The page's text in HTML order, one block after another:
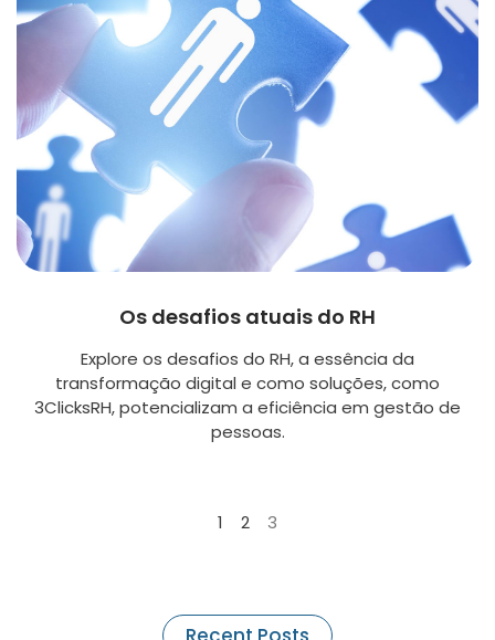
Os desafios atuais do RH
Explore os desafios do RH, a essência da
transformação digital e como soluções, como
3ClicksRH, potencializam a eficiência em gestão de
pessoas.
1 2 3